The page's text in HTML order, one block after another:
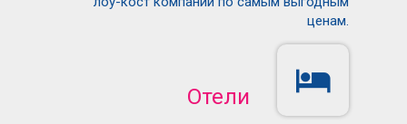
ценам.
Отели